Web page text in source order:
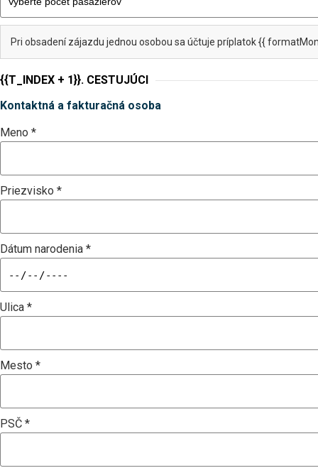
Pri obsadení zájazdu jednou osobou sa účtuje príplatok {{
{{T_INDEX + 1}}. CESTUJÚCI
Kontaktná a fakturačná osoba
Meno *
Priezvisko *
Dátum narodenia *
Ulica *
Mesto *
PSČ *